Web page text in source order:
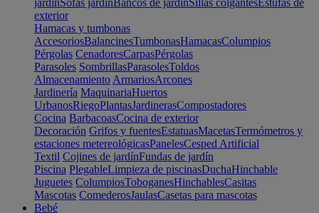
jardínSofás jardínBancos de jardínSillas colgantesEstufas de
exterior
Hamacas y tumbonas
AccesoriosBalancinesTumbonasHamacasColumpios
Pérgolas CenadoresCarpasPérgolas
Parasoles SombrillasParasolesToldos
Almacenamiento ArmariosArcones
Jardinería MaquinariaHuertos
UrbanosRiegoPlantasJardinerasCompostadores
Cocina BarbacoasCocina de exterior
Decoración Grifos y fuentesEstatuasMacetasTermómetros y
estaciones metereológicasPanelesCesped Artificial
Textil Cojines de jardínFundas de jardín
Piscina PlegableLimpieza de piscinasDuchaHinchable
Juguetes ColumpiosToboganesHinchablesCasitas
Mascotas ComederosJaulasCasetas para mascotas
Bebé